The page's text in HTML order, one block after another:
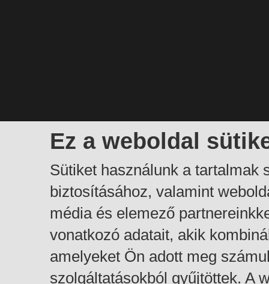
Ez a weboldal
Sütiket használunk a tartalmak
biztosításához, valamint
média és elemező
vonatkozó adatait, akik
amelyeket Ön adott meg
szolgáltatásokból gyűjtöttek. A